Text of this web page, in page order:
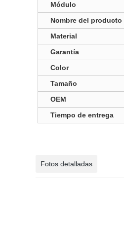
Módulo
Nombre del producto
Material
Garantía
Color
Tamaño
OEM
Tiempo de entrega
Fotos detalladas